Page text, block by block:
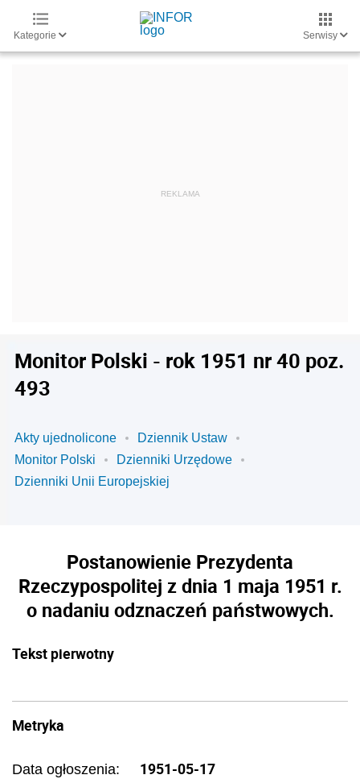
Kategorie Serwisy
Monitor Polski - rok 1951 nr 40 poz.
493
Akty ujednolicone
Dziennik Ustaw
Monitor Polski
Dzienniki Urzędowe
Dzienniki Unii Europejskiej
Postanowienie Prezydenta
Rzeczypospolitej z dnia 1 maja 1951 r.
o nadaniu odznaczeń państwowych.
Tekst pierwotny
Metryka
Data ogłoszenia: 1951-05-17